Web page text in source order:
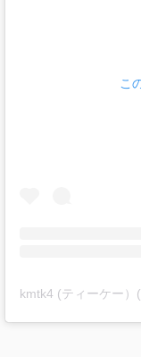
こ
kmtk4 ‪(ティーケー